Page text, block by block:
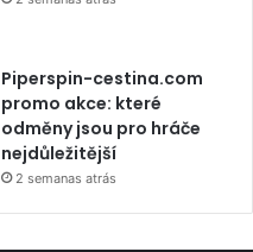
Piperspin-cestina.com
promo akce: které
odměny jsou pro hráče
nejdůležitější
2 semanas atrás